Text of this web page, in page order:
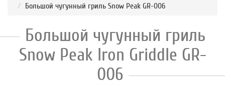
Большой чугунный гриль Snow Peak GR-006
Большой чугунный гриль
Snow Peak Iron Griddle GR-
006